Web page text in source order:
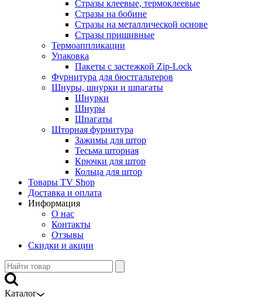
Стразы клеевые, термоклеевые
Стразы на бобине
Стразы на металлической основе
Стразы пришивные
Термоаппликации
Упаковка
Пакеты с застежкой Zip-Lock
Фурнитура для бюстгальтеров
Шнуры, шнурки и шпагаты
Шнурки
Шнуры
Шпагаты
Шторная фурнитура
Зажимы для штор
Тесьма шторная
Крючки для штор
Кольца для штор
Товары TV Shop
Доставка и оплата
Информация
О нас
Контакты
Отзывы
Скидки и акции
Каталог